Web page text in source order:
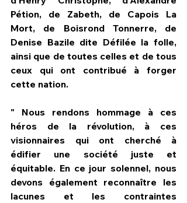
Pétion, de Zabeth, de Capois La
Mort, de Boisrond Tonnerre, de
Denise Bazile dite Défilée la folle,
ainsi que de toutes celles et de tous
ceux qui ont contribué à forger
cette nation.
" Nous rendons hommage à ces
héros de la révolution, à ces
visionnaires qui ont cherché à
édifier une société juste et
équitable. En ce jour solennel, nous
devons également reconnaître les
lacunes et les contraintes